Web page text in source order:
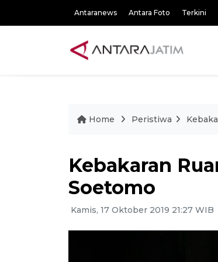
Antaranews Antara Foto Terkini
Home Peristiwa
Kebakaran
Soetomo
Kamis, 17 Oktober 2019 21:27 WIB